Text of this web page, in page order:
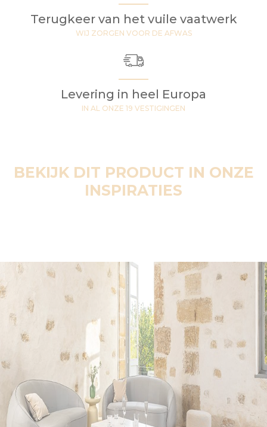
Terugkeer van het vuile vaatwerk
WIJ ZORGEN VOOR DE AFWAS
Levering in heel Europa
IN AL ONZE 19 VESTIGINGEN
BEKIJK DIT PRODUCT IN ONZE
INSPIRATIES